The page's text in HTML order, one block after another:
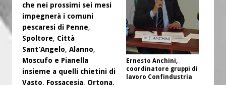
Ernesto Anchini,
coordinatore gruppi di
lavoro Confindustria
che nei prossimi sei mesi
impegnerà i comuni
pescaresi di Penne,
Spoltore, Città
Sant’Angelo, Alanno,
Moscufo e Pianella
insieme a quelli chietini di
Vasto, Fossacesia, Ortona,